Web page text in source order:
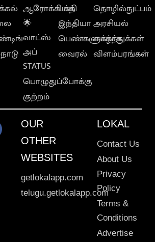
ஆரோக்கியம்
🌟
வாட்ஸ்
அப்
STATUS
பொழுதுப்போக்கு
குற்றம்
பக்தி
இந்தியா
பெண்களுக்காக
வைரல்
தொழில்நுட்பம்
அரசியல்
வாழ்த்துக்கள்
விளம்பரங்கள்
OUR
OTHER
WEBSITES
getlokalapp.com
telugu.getlokalapp.com
LOKAL
Contact Us
About Us
Privacy
Policy
Terms &
Conditions
Advertise